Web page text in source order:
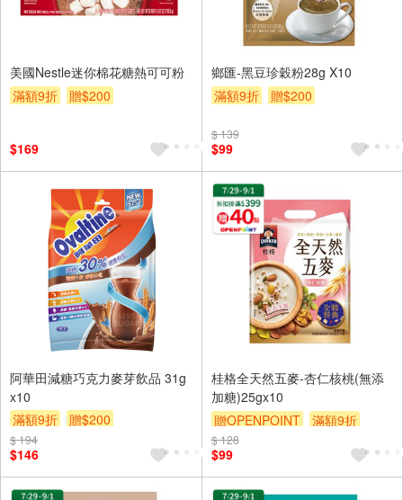
美國Nestle迷你棉花糖熱可可粉
滿額9折
贈$200
$169
鄉匯-黑豆珍穀粉28g X10
滿額9折
贈$200
$ 139
$99
阿華田減糖巧克力麥芽飲品 31g
x10
滿額9折
贈$200
$ 194
$146
桂格全天然五麥-杏仁核桃(無添
加糖)25gx10
贈OPENPOINT
滿額9折
贈$200
$ 128
$99